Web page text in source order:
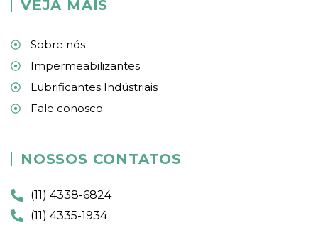
VEJA MAIS
Sobre nós
Impermeabilizantes
Lubrificantes Indústriais
Fale conosco
NOSSOS CONTATOS
(11) 4338-6824
(11) 4335-1934